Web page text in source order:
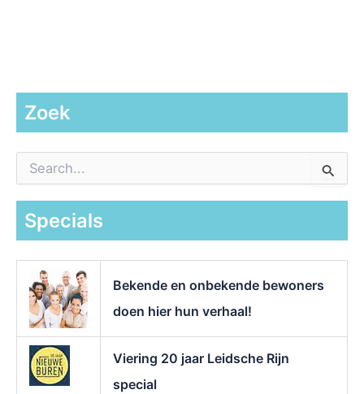
Zoek
a
Specials
Bekende en onbekende bewoners
doen hier hun verhaal!
Viering 20 jaar Leidsche Rijn
special